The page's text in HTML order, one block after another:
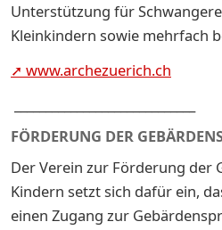
Unterstützung für
Kleinkindern sowie mehrfach
➚ www.archezuerich.ch
FÖRDERUNG DER
Der Verein zur Förderung der
Kindern setzt sich dafür ein,
einen Zugang zur